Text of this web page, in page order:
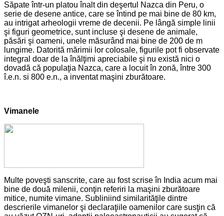
Săpate într-un platou înalt din deşertul Nazca din Peru, o
serie de desene antice, care se întind pe mai bine de 80 km,
au intrigat arheologii vreme de decenii. Pe lângă simple linii
şi figuri geometrice, sunt incluse şi desene de animale,
păsări şi oameni, unele măsurând mai bine de 200 de m
lungime. Datorită mărimii lor colosale, figurile pot fi observate
integral doar de la înălţimi apreciabile şi nu există nici o
dovadă că populaţia Nazca, care a locuit în zonă, între 300
î.e.n. si 800 e.n., a inventat maşini zburătoare.
Vimanele
Multe poveşti sanscrite, care au fost scrise în India acum mai
bine de două milenii, conţin referiri la maşini zburătoare
mitice, numite vimane. Subliniind similarităţile dintre
descrierile vimanelor şi declaraţiile oamenilor care susţin că